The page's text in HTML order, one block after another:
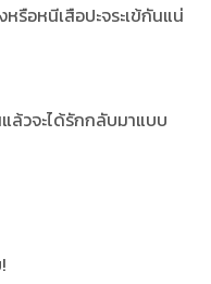
รือหนีเสือปะจระเข้กันแน่
ล้วจะได้รักกลับมาแบบ